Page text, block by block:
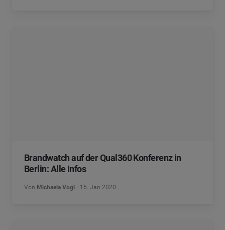
Brandwatch auf der Qual360 Konferenz in
Berlin: Alle Infos
Von Michaela Vogl 16. Jan 2020